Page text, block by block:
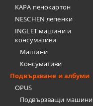
KAPA пенокартон
NESCHEN лепенки
INGLET машини и
консумативи
Машини
Консумативи
Подвързване и албуми
OPUS
Подвързващи машини